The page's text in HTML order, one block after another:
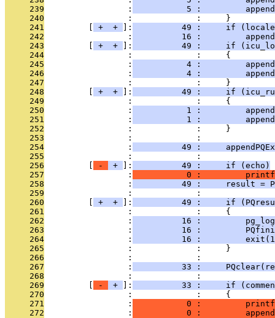
     239
                 :
5 :
     240
                 :             :     }
     241
+ + ]:
49 :     if
     242
                 :
16 :
     243
+ + ]:
49 :     if
     244
                 :             :     {
     245
                 :
4 :
     246
                 :
4 :
     247
                 :             :     }
     248
+ + ]:
49 :     if
     249
                 :             :     {
     250
                 :
1 :
     251
                 :
1 :
     252
                 :             :     }
     253
                 :             :
     254
                 :
49 :
     255
                 :             :
     256
- + ]:
          49 :     if (echo)
     257
                 :
0 :
     258
                 :
49 :     result =
     259
                 :             :
     260
+ + ]:
49 :     if
     261
                 :             :     {
     262
                 :
16 :
     263
                 :
16 :
     264
                 :
16 :
     265
                 :             :     }
     266
                 :             :
     267
                 :
33 :
     268
                 :             :
     269
- + ]:
33 :     if
     270
                 :             :     {
     271
                 :
0 :
     272
                 :
0 :